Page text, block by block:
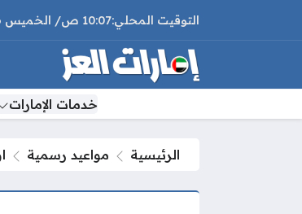
10:07 ص الخميس 6
خدمات الإمارات
الرئيسية مواعيد رسمية